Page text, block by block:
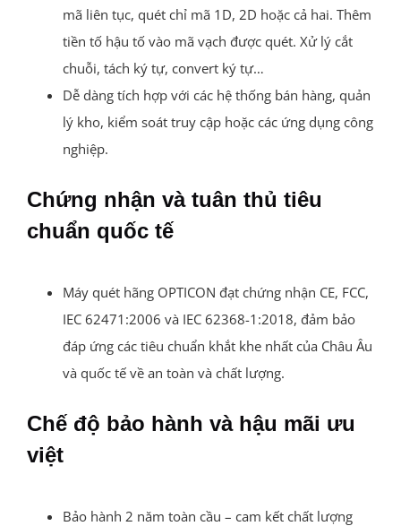
mã liên tục, quét chỉ mã 1D, 2D hoặc cả hai. Thêm
tiền tố hậu tố vào mã vạch được quét. Xử lý cắt
chuỗi, tách ký tự, convert ký tự…
Dễ dàng tích hợp với các hệ thống bán hàng, quản
lý kho, kiểm soát truy cập hoặc các ứng dụng công
nghiệp.
Chứng nhận và tuân thủ tiêu
chuẩn quốc tế
Máy quét hãng OPTICON đạt chứng nhận CE, FCC,
IEC 62471:2006 và IEC 62368-1:2018, đảm bảo
đáp ứng các tiêu chuẩn khắt khe nhất của Châu Âu
và quốc tế về an toàn và chất lượng.
Chế độ bảo hành và hậu mãi ưu
việt
Bảo hành 2 năm toàn cầu – cam kết chất lượng